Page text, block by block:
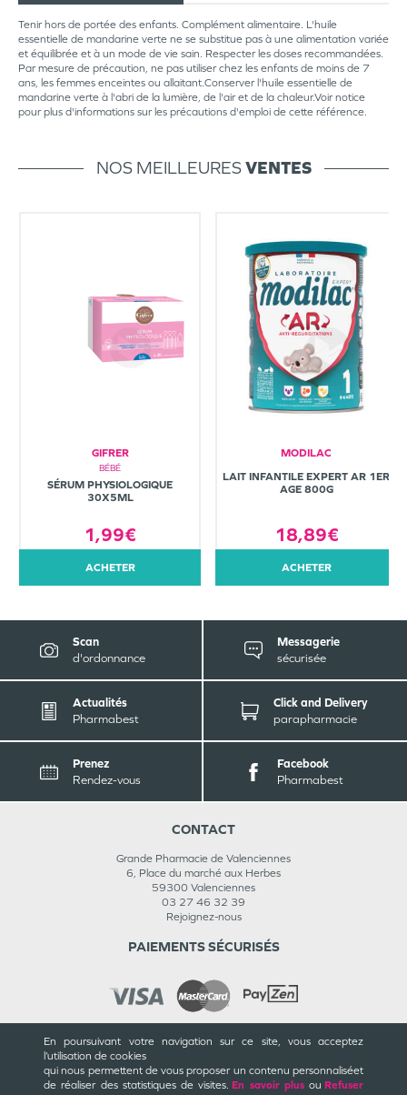
En poursuivant votre navigation sur ce site, vous acceptez
l’utilisation de cookies
qui nous permettent de vous proposer un contenu personnaliséet
de réaliser des statistiques de visites. En savoir plusou Refuser
Tenir hors de portée des enfants. Complément alimentaire. L'huile
essentielle de mandarine verte ne se substitue pas à une alimentation variée
et équilibrée et à un mode de vie sain. Respecter les doses recommandées.
Par mesure de précaution, ne pas utiliser chez les enfants de moins de 7
ans, les femmes enceintes ou allaitant.Conserver l'huile essentielle de
mandarine verte à l'abri de la lumière, de l'air et de la chaleur.Voir notice
pour plus d'informations sur les précautions d'emploi de cette référence.
NOS MEILLEURESVENTES
GIFRER
BÉBÉ
SÉRUM PHYSIOLOGIQUE
30X5ML
1,99€
ACHETER
MODILAC
LAIT INFANTILE EXPERT AR 1ER
AGE 800G
18,89€
ACHETER
Scan
d'ordonnance
Messagerie
sécurisée
Actualités
Pharmabest
Click and Delivery
parapharmacie
Prenez
Rendez-vous
Facebook
Pharmabest
CONTACT
Grande Pharmacie de Valenciennes
6, Place du marché aux Herbes
59300 Valenciennes
03 27 46 32 39
Rejoignez-nous
INFORMATIONS
CGU / CGV
Mentions légales
PAIEMENTS SÉCURISÉS